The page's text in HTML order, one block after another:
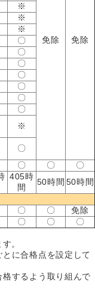
免除 免除
※
※
※
〇
〇
〇
〇
〇
〇
〇
※
〇
〇 〇
〇
405時
間
50時間 50時間
〇 〇
免除
〇 〇
〇
。
に合格点を設定して
するよう取り組んで